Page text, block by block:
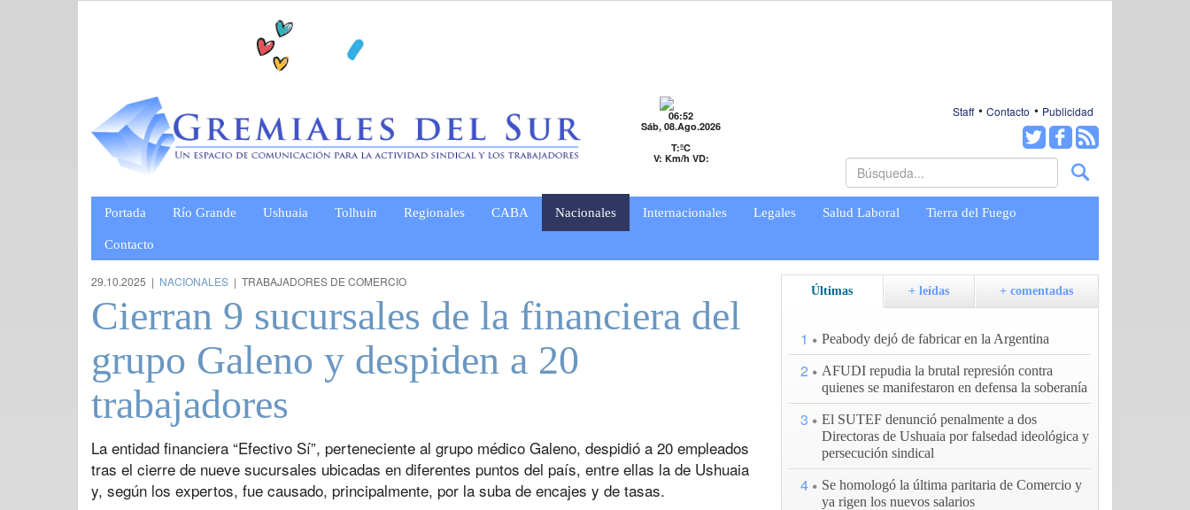
06:52
Sáb, 08.Ago.2026
T:ºC
V: Km/h VD:
Staff Contacto Publicidad
Portada Río Grande Ushuaia Tolhuin Regionales CABA Nacionales Internacionales Legales Salud Laboral Tierra del Fuego
Contacto
29.10.2025 | NACIONALES | TRABAJADORES DE COMERCIO
Cierran 9 sucursales de la financiera del
grupo Galeno y despiden a 20
trabajadores
La entidad financiera “Efectivo Sí”, perteneciente al grupo médico Galeno, despidió a 20 empleados
tras el cierre de nueve sucursales ubicadas en diferentes puntos del país, entre ellas la de Ushuaia
y, según los expertos, fue causado, principalmente, por la suba de encajes y de tasas.
Últimas + leídas + comentadas
1 Peabody dejó de fabricar en la Argentina
2
AFUDI repudia la brutal represión contra
quienes se manifestaron en defensa la soberanía
3
El SUTEF denunció penalmente a dos
Directoras de Ushuaia por falsedad ideológica y
persecución sindical
4
Se homologó la última paritaria de Comercio y
ya rigen los nuevos salarios